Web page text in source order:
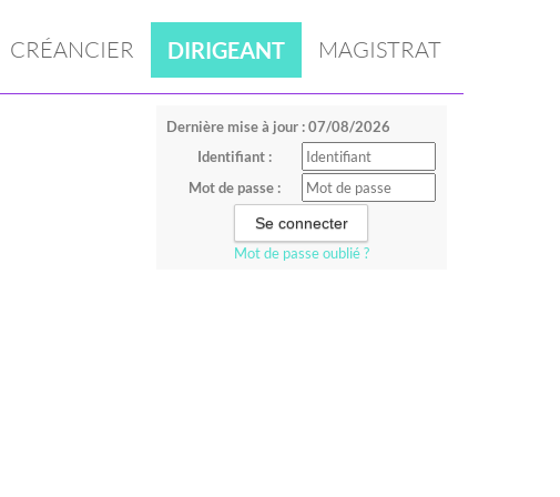
CRÉANCIER DIRIGEANT MAGISTRAT
Dernière mise à jour : 07/08/2026
Identifiant :
Mot de passe :
Mot de passe oublié ?